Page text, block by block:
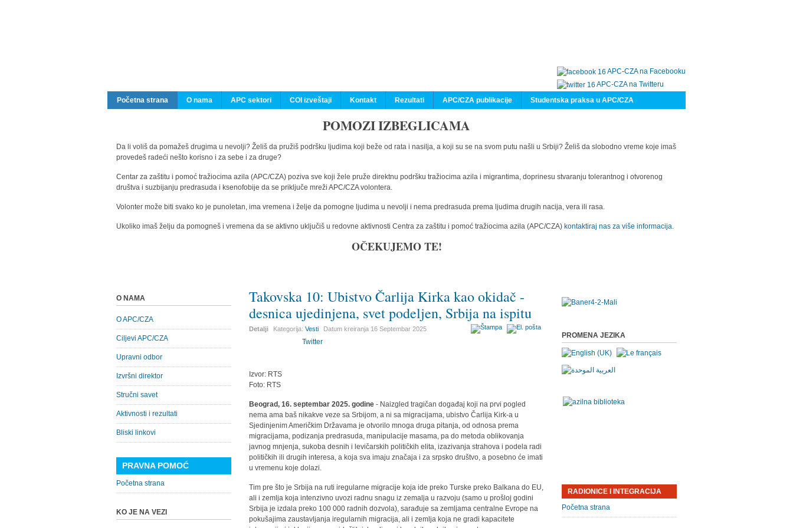
APC-CZA na Facebooku
APC-CZA na Twitteru
Početna strana
O nama APC sektori COI izveštaji Kontakt Rezultati APC/CZA publikacije Studentska praksa u APC/CZA
POMOZI IZBEGLICAMA
Da li voliš da pomažeš drugima u nevolji? Želiš da pružiš podršku ljudima koji beže od rata i nasilja, a koji su se na svom putu našli u Srbiji? Želiš da slobodno vreme koje imaš
provedeš radeći nešto korisno i za sebe i za druge?
Centar za zaštitu i pomoć tražiocima azila (APC/CZA) poziva sve koji žele pruže direktnu podršku tražiocima azila i migrantima, doprinesu stvaranju tolerantnog i otvorenog
društva i suzbijanju predrasuda i ksenofobije da se priključe mreži APC/CZA volontera.
Volonter može biti svako ko je punoletan, ima vremena i želje da pomogne ljudima u nevolji i nema predrasuda prema ljudima drugih nacija, vera ili rasa.
Ukoliko imaš želju da pomogneš i vremena da se aktivno uključiš u redovne aktivnosti Centra za zaštitu i pomoć tražiocima azila (APC/CZA) kontaktiraj nas za više informacija.
OČEKUJEMO TE!
Takovska 10: Ubistvo Čarlija Kirka kao okidač -
desnica ujedinjena, svet podeljen, Srbija na ispitu
Detalji Kategorija:Vesti Datum kreiranja 16 Septembar 2025
Twitter
Izvor: RTS
Foto: RTS
Beograd, 16. septembar 2025. godine - Naizgled tragičan događaj koji na prvi pogled
nema ama baš nikakve veze sa Srbijom, a ni sa migracijama, ubistvo Čarlija Kirk-a u
Sjedinjenim Američkim Državama je otvorilo mnoga druga pitanja, od odnosa prema
migracijama, podizanja predrasuda, manipulacije masama, pa do metoda oblikovanja
javnog mnjenja, sukoba desnih i levičarskih političkih elita, izazivanja strahova i podela radi
političkih ili drugih interesa, a koja sva imaju značaja i za srpsko društvo, a posebno će imati
u vremenu koje dolazi.
Tim pre što je Srbija na ruti iregularne migracije koja ide preko Turske preko Balkana do EU,
ali i zemlja koja intenzivno uvozi radnu snagu iz zemalja u razvoju (samo u prošloj godini
Srbija je izdala preko 100 000 radnih dozvola), sarađuje sa zemljama centralne Evrope na
pokušajima zaustavljanja iregularnih migracija, ali i zemlja koja ne gradi kapacitete
O NAMA
O APC/CZA
Ciljevi APC/CZA
Upravni odbor
Izvršni direktor
Stručni savet
Aktivnosti i rezultati
Bliski linkovi
PRAVNA POMOĆ
Početna strana
KO JE NA VEZI
PROMENA JEZIKA
RADIONICE I INTEGRACIJA
Početna strana